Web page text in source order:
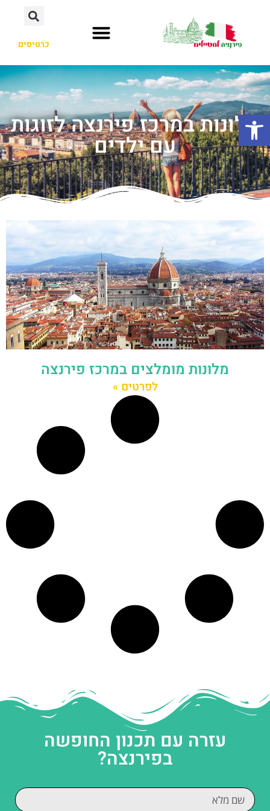
כרטיסים
מלונות במרכז פירנצה לזוגות
עם ילדים
מלונות מומלצים במרכז פירנצה
לפרטים »
עזרה עם תכנון החופשה
בפירנצה?
פתח סרגל נגישות